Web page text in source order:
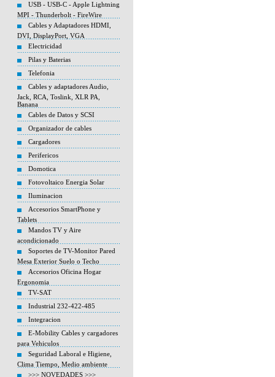
USB - USB-C - Apple Lightning
MPI - Thunderbolt - FireWire
Cables y Adaptadores HDMI,
DVI, DisplayPort, VGA
Electricidad
Pilas y Baterias
Telefonia
Cables y adaptadores Audio,
Jack, RCA, Toslink, XLR PA,
Banana
Cables de Datos y SCSI
Organizador de cables
Cargadores
Perifericos
Domotica
Fotovoltaico Energia Solar
Iluminacion
Accesorios SmartPhone y
Tablets
Mandos TV y Aire
acondicionado
Soportes de TV-Monitor Pared
Mesa Exterior Suelo o Techo
Accesorios Oficina Hogar
Ergonomia
TV-SAT
Industrial 232-422-485
Integracion
E-Mobility Cables y cargadores
para Vehiculos
Seguridad Laboral e Higiene,
Clima Tiempo, Medio ambiente
>>> NOVEDADES >>>